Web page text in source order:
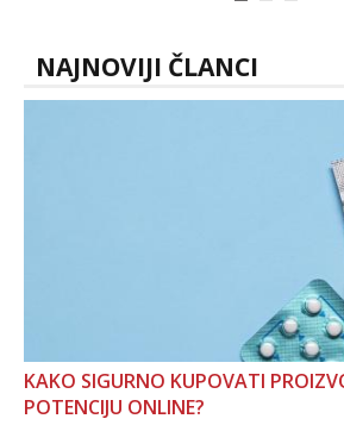
s kolegica...
NAJNOVIJI ČLANCI
KAKO SIGURNO KUPOVATI
POTENCIJU ONLINE?